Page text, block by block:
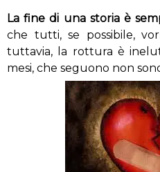
La fine di una storia è
che tutti, se possibile,
tuttavia, la rottura è
mesi, che seguono non